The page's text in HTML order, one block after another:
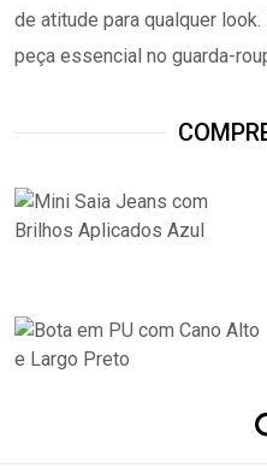
de atitude para qualquer
peça essencial no guarda-